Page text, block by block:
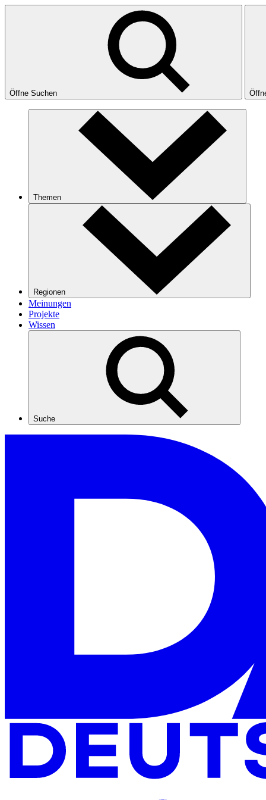
Öffne Suchen
Themen
Regionen
Meinungen
Projekte
Wissen
Suche